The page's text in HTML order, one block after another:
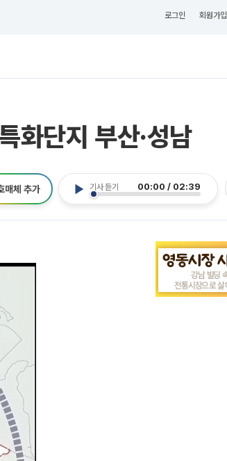
로그인 회원가입
화단지 부산·성남
기사 듣기 00:00 / 02:39
매체 추가